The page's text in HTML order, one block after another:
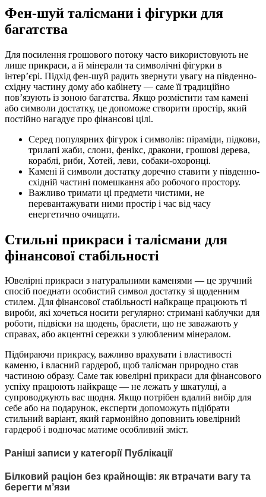
Фен-шуй талісмани і фігурки для
багатства
Для посилення грошового потоку часто використовують не
лише прикраси, а й мінерали та символічні фігурки в
інтер’єрі. Підхід фен-шуй радить звернути увагу на південно-
східну частину дому або кабінету — саме її традиційно
пов’язують із зоною багатства. Якщо розмістити там камені
або символи достатку, це допоможе створити простір, який
постійно нагадує про фінансові цілі.
Серед популярних фігурок і символів: піраміди, підкови,
трилапі жаби, слони, фенікс, дракони, грошові дерева,
кораблі, риби, Хотей, леви, собаки-охоронці.
Камені й символи достатку доречно ставити у південно-
східній частині помешкання або робочого простору.
Важливо тримати ці предмети чистими, не
перевантажувати ними простір і час від часу
енергетично очищати.
Стильні прикраси і талісмани для
фінансової стабільності
Ювелірні прикраси з натуральними каменями — це зручний
спосіб поєднати особистий символ достатку зі щоденним
стилем. Для фінансової стабільності найкраще працюють ті
вироби, які хочеться носити регулярно: стримані каблучки для
роботи, підвіски на щодень, браслети, що не заважають у
справах, або акцентні сережки з улюбленим мінералом.
Підбираючи прикрасу, важливо врахувати і властивості
каменю, і власний гардероб, щоб талісман природно став
частиною образу. Саме так ювелірні прикраси для фінансового
успіху працюють найкраще — не лежать у шкатулці, а
супроводжують вас щодня. Якщо потрібен вдалий вибір для
себе або на подарунок, експерти допоможуть підібрати
стильний варіант, який гармонійно доповнить ювелірний
гардероб і водночас матиме особливий зміст.
Раніші записи у категорії Публікації
Білковий раціон без крайнощів: як втрачати вагу та
берегти м’язи